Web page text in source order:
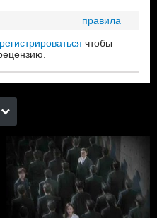
правила
чтобы